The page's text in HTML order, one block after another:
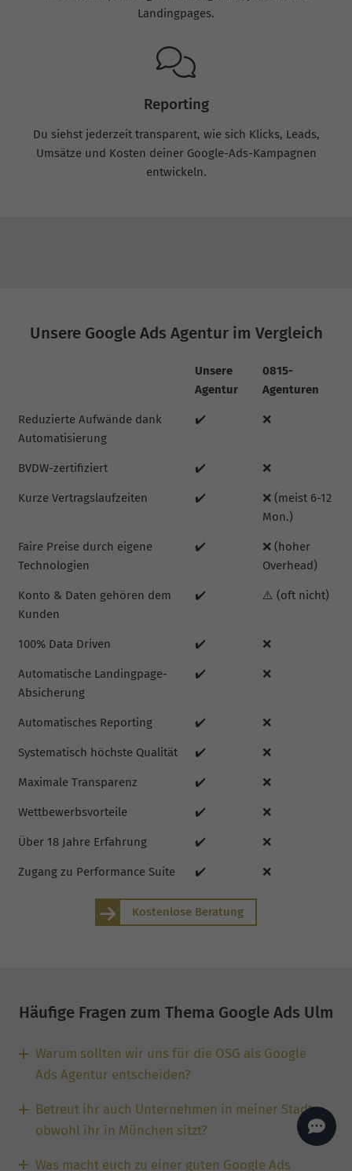
Landingpages.
Reporting
Du siehst jederzeit transparent, wie sich Klicks, Leads,
Umsätze und Kosten deiner Google-Ads-Kampagnen
entwickeln.
Unsere Google Ads Agentur im Vergleich
Unsere
Agentur
0815-
Agenturen
Reduzierte Aufwände dank
Automatisierung
✔️ ❌
BVDW-zertifiziert ✔️ ❌
Kurze Vertragslaufzeiten ✔️
❌ (meist 6-12
Mon.)
Faire Preise durch eigene
Technologien
✔️
❌ (hoher
Overhead)
Konto & Daten gehören dem
Kunden
✔️ ⚠️ (oft nicht)
100% Data Driven ✔️ ❌
Automatische Landingpage-
Absicherung
✔️ ❌
Automatisches Reporting ✔️ ❌
Systematisch höchste Qualität ✔️ ❌
Maximale Transparenz ✔️ ❌
Wettbewerbsvorteile ✔️ ❌
Über 18 Jahre Erfahrung ✔️ ❌
Zugang zu Performance Suite ✔️ ❌
Kostenlose Beratung
Häufige Fragen zum Thema Google Ads Ulm
Warum sollten wir uns für die OSG als Google
Ads Agentur entscheiden?
Betreut ihr auch Unternehmen in meiner Stadt,
obwohl ihr in München sitzt?
Was macht euch zu einer guten Google Ads
Monat, inkl. Content,